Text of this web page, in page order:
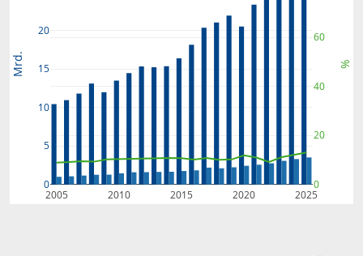
2005 2010 2015 2020 2025
0
5
10
15
20
0
20
40
60
Mrd. %